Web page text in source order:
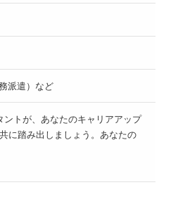
派遣）など
トが、あなたのキャリアアップ
に踏み出しましょう。あなたの